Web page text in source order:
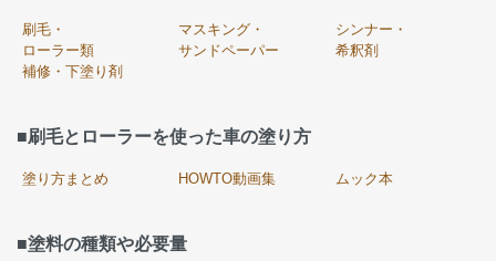
刷毛・
ローラー類
マスキング・
サンドペーパー
シンナー・
希釈剤
補修・下塗り剤
■刷毛とローラーを使った車の塗り方
塗り方まとめ HOWTO動画集 ムック本
■塗料の種類や必要量